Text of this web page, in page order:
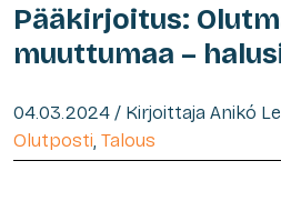
Pääkirjoitus:
muuttumaa –
04.03.2024 / Kirjoittaja Anikó
Olutposti, Talous